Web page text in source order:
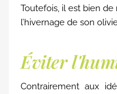
Toutefois, il est bien
l’hivernage de son
Éviter
Contrairement aux